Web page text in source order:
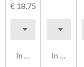
€ 18,75
In winkelwagen
In